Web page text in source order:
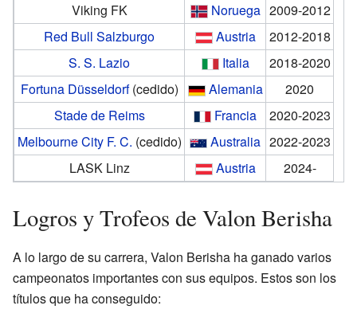
Viking FK
Noruega 2009-2012
Red Bull Salzburgo
Austria
2012-2018
S. S. Lazio
Italia
2018-2020
Fortuna Düsseldorf (cedido) Alemania
2020
Stade de Reims
Francia
2020-2023
Melbourne City F. C. (cedido) Australia 2022-2023
LASK Linz
Austria 2024-
Logros y Trofeos de Valon Berisha
A lo largo de su carrera, Valon Berisha ha ganado varios
campeonatos importantes con sus equipos. Estos son los
títulos que ha conseguido: